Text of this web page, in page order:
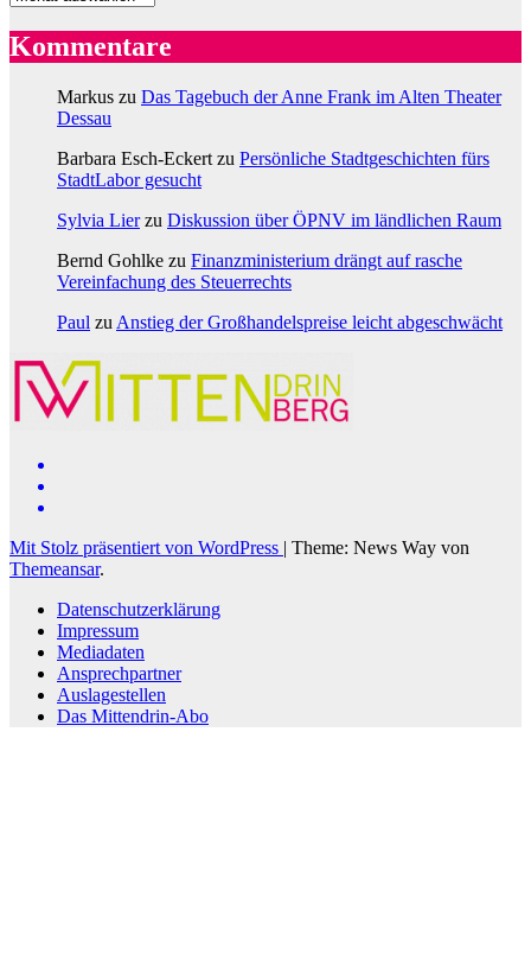
Kommentare
Markus zu Das Tagebuch der Anne Frank im Alten Theater
Dessau
Barbara Esch-Eckert zu Persönliche Stadtgeschichten fürs
StadtLabor gesucht
Sylvia Lierzu Diskussion über ÖPNV im ländlichen Raum
Bernd Gohlke zu Finanzministerium drängt auf rasche
Vereinfachung des Steuerrechts
Paul zu Anstieg der Großhandelspreise leicht abgeschwächt
Mit Stolz präsentiert von WordPress | Theme: News Way von
Themeansar.
Datenschutzerklärung
Impressum
Mediadaten
Ansprechpartner
Auslagestellen
Das Mittendrin-Abo